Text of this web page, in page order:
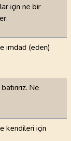
için ne bir
imdad (eden)
Ne
kendileri için